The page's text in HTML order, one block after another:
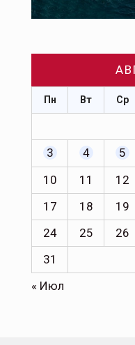
Пн Вт Ср
3
4 5
10
11 12
17
18 19
24
25 26
31
« Июл